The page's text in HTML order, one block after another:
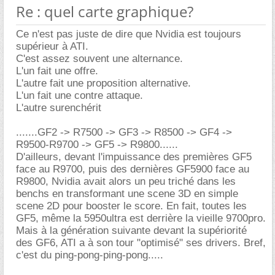
Re : quel carte graphique?
Ce n'est pas juste de dire que Nvidia est toujours
supérieur à ATI.
C'est assez souvent une alternance.
L'un fait une offre.
L'autre fait une proposition alternative.
L'un fait une contre attaque.
L'autre surenchérit
.......GF2 -> R7500 -> GF3 -> R8500 -> GF4 ->
R9500-R9700 -> GF5 -> R9800......
D'ailleurs, devant l'impuissance des premières GF5
face au R9700, puis des dernières GF5900 face au
R9800, Nvidia avait alors un peu triché dans les
benchs en transformant une scene 3D en simple
scene 2D pour booster le score. En fait, toutes les
GF5, même la 5950ultra est derrière la vieille 9700pro.
Mais à la génération suivante devant la supériorité
des GF6, ATI a à son tour "optimisé" ses drivers. Bref,
c'est du ping-pong-ping-pong.....